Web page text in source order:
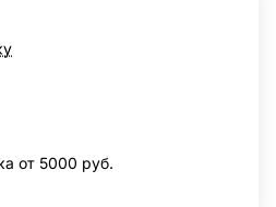
от 5000 руб.